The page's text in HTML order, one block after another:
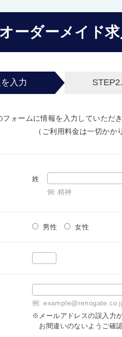
オーダーメイド
入力 STEP2.
フォームに情報を入力していただ
（ご利用料金は一切かか
姓
例: 精神
男性 女性
例:
※メールアドレスの誤入力
お間違いのないようご確